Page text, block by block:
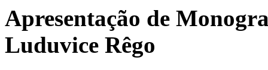
Apresentação de
Luduvice Rêgo